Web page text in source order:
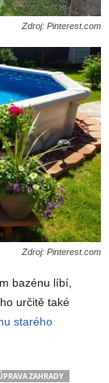
Zdroj: Pinterest.com
Zdroj: Pinterest.com
bazénu líbí,
určitě také
starého
ZAHRADY